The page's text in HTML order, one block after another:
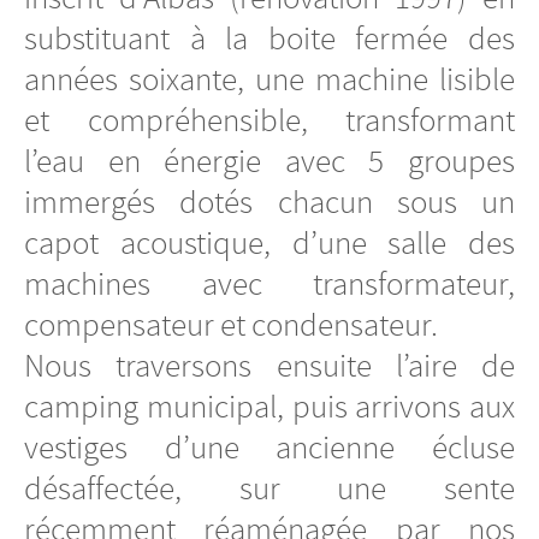
substituant à la boite fermée des
années soixante, une machine lisible
et compréhensible, transformant
l’eau en énergie avec 5 groupes
immergés dotés chacun sous un
capot acoustique, d’une salle des
machines avec transformateur,
compensateur et condensateur.
Nous traversons ensuite l’aire de
camping municipal, puis arrivons aux
vestiges d’une ancienne écluse
désaffectée, sur une sente
récemment réaménagée par nos